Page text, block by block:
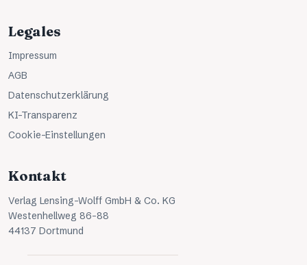
Legales
Impressum
AGB
Datenschutzerklärung
KI-Transparenz
Cookie-Einstellungen
Kontakt
Verlag Lensing-Wolff GmbH & Co. KG
Westenhellweg 86-88
44137 Dortmund